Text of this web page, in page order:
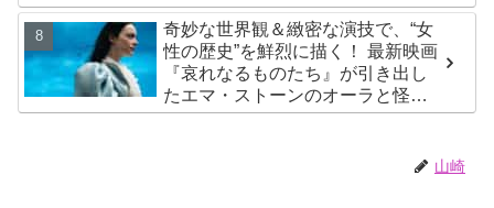
ィプレ』実現への大きな一歩？】
奇妙な世界観＆緻密な演技で、“女
性の歴史”を鮮烈に描く！ 最新映画
『哀れなるものたち』が引き出し
たエマ・ストーンのオーラと怪
演、そして緻密すぎる演技力！ こ
山崎